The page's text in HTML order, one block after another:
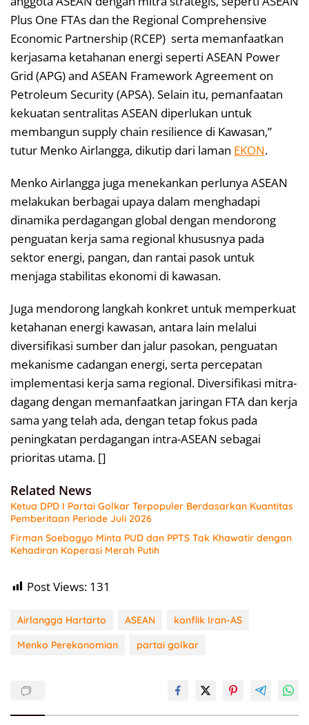
Plus One FTAs dan the Regional Comprehensive
Economic Partnership (RCEP) serta memanfaatkan
kerjasama ketahanan energi seperti ASEAN Power
Grid (APG) and ASEAN Framework Agreement on
Petroleum Security (APSA). Selain itu, pemanfaatan
kekuatan sentralitas ASEAN diperlukan untuk
membangun supply chain resilience di Kawasan,”
tutur Menko Airlangga, dikutip dari laman EKON.
Menko Airlangga juga menekankan perlunya ASEAN
melakukan berbagai upaya dalam menghadapi
dinamika perdagangan global dengan mendorong
penguatan kerja sama regional khususnya pada
sektor energi, pangan, dan rantai pasok untuk
menjaga stabilitas ekonomi di kawasan.
Juga mendorong langkah konkret untuk memperkuat
ketahanan energi kawasan, antara lain melalui
diversifikasi sumber dan jalur pasokan, penguatan
mekanisme cadangan energi, serta percepatan
implementasi kerja sama regional. Diversifikasi mitra-
dagang dengan memanfaatkan jaringan FTA dan kerja
sama yang telah ada, dengan tetap fokus pada
peningkatan perdagangan intra-ASEAN sebagai
prioritas utama. []
Related News
Ketua DPD I Partai Golkar Terpopuler Berdasarkan Kuantitas
Pemberitaan Periode Juli 2026
Firman Soebagyo Minta PUD dan PPTS Tak Khawatir dengan
Kehadiran Koperasi Merah Putih
Post Views: 131
Airlangga Hartarto ASEAN
konflik Iran-AS
Menko Perekonomian
partai golkar